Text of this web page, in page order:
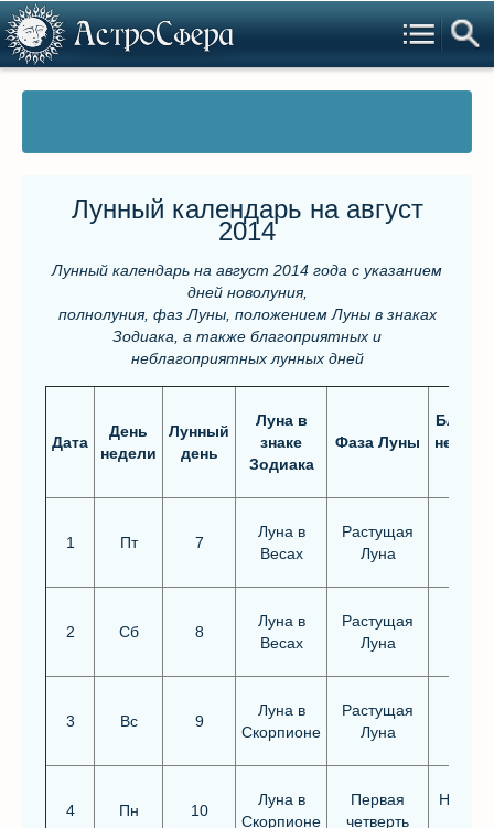
Лунный календарь на август
2014
Лунный календарь на август 2014 года с указанием
дней новолуния,
полнолуния, фаз Луны, положением Луны в знаках
Зодиака, а также благоприятных и
неблагоприятных лунных дней
Дата
День
недели
Лунный
день
Луна в
знаке
Зодиака
Фаза Луны
1 Пт 7
Луна в
Весах
Растущая
Луна
2 Сб 8
Луна в
Весах
Растущая
Луна
3 Вс 9
Луна в
Скорпионе
Растущая
Луна
4 Пн 10
Луна в
Скорпионе
Первая
четверть